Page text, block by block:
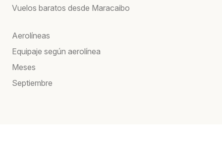
Vuelos baratos desde Maracaibo
Aerolíneas
Equipaje según aerolínea
Meses
Septiembre